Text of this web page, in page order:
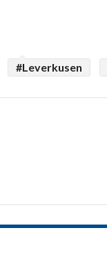
#Leverkusen